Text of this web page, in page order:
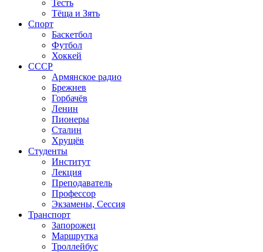
Тесть
Тёща и Зять
Спорт
Баскетбол
Футбол
Хоккей
СССР
Армянское радио
Брежнев
Горбачёв
Ленин
Пионеры
Сталин
Хрущёв
Студенты
Институт
Лекция
Преподаватель
Профессор
Экзамены, Сессия
Транспорт
Запорожец
Маршрутка
Троллейбус